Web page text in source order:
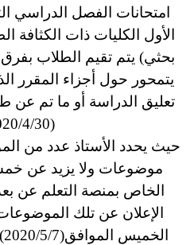
امتحانات الفصل الدراسي
الأول الكليات ذات الكثافة
بحثي) يتم تقيم الطلاب بفرق
يتمحور حول أجزاء المقرر
تعليق الدراسة أو ما تم عن
(2020/4/30).
حيث يحدد الأستاذ عدد من
موضوعات ولا يزيد عن
الخاص بمنصة التعلم عن
الإعلان عن تلك